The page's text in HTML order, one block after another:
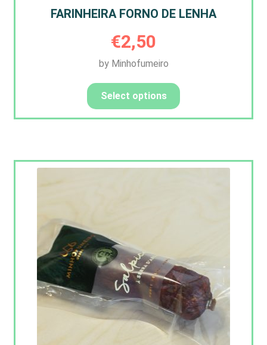
FARINHEIRA FORNO DE LENHA
€2,50
by Minhofumeiro
Select options